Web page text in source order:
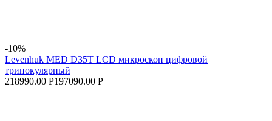
-10%
Levenhuk MED D35T LCD микроскоп цифровой
тринокулярный
218990.00 Р197090.00 Р